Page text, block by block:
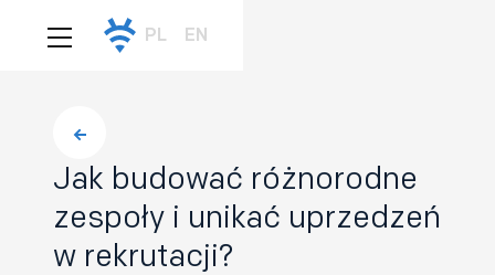
PL EN
Jak budować różnorodne
zespoły i unikać uprzedzeń
w rekrutacji?